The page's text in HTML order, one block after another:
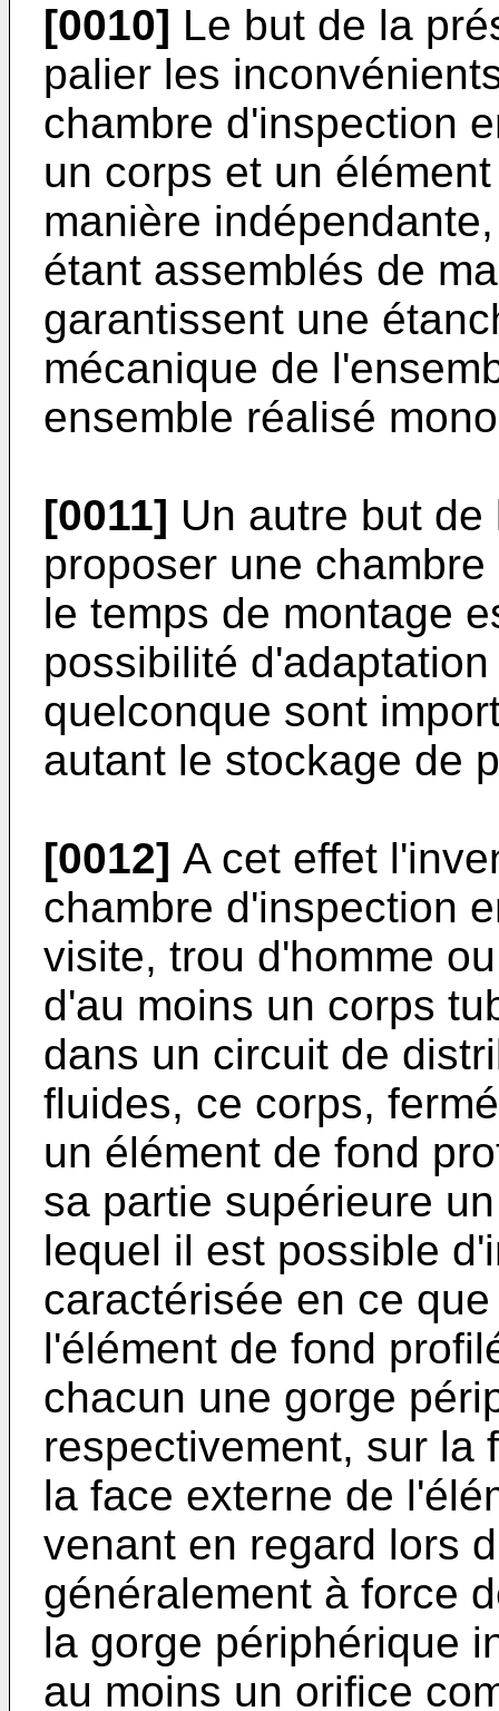
[0010] Le but de la
palier les
chambre d'inspection
un corps et un
manière
étant assemblés de
garantissent une
mécanique de
ensemble réalisé
[0011] Un autre but
proposer une
le temps de montage
possibilité
quelconque sont
autant le stockage de
[0012] A cet effet
chambre d'inspection
visite, trou d'homme
d'au moins un corps
dans un circuit de
fluides, ce corps,
un élément de fond
sa partie supérieure
lequel il est possible
caractérisée en ce
l'élément de fond
chacun une gorge
respectivement, sur la
la face externe de
venant en regard lors
généralement à force
la gorge périphérique
au moins un orifice